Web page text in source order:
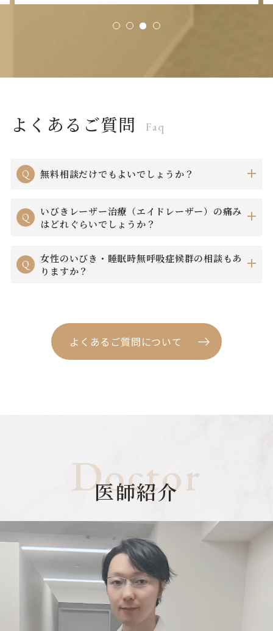
よくあるご質問 Faq
Q 無料相談だけでもよいでしょうか？
Q
いびきレーザー治療（エイドレーザー）の痛み
はどれぐらいでしょうか？
Q
女性のいびき・睡眠時無呼吸症候群の相談もあ
りますか？
よくあるご質問について
Doctor
医師紹介